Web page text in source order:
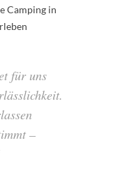
Camping in
für uns
–